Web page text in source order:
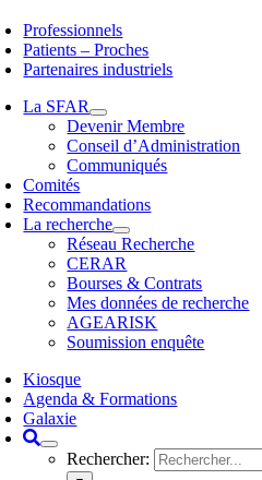
Professionnels
Patients – Proches
Partenaires industriels
La SFAR
Devenir Membre
Conseil d’Administration
Communiqués
Comités
Recommandations
La recherche
Réseau Recherche
CERAR
Bourses & Contrats
Mes données de recherche
AGEARISK
Soumission enquête
Kiosque
Agenda & Formations
Galaxie
Rechercher: